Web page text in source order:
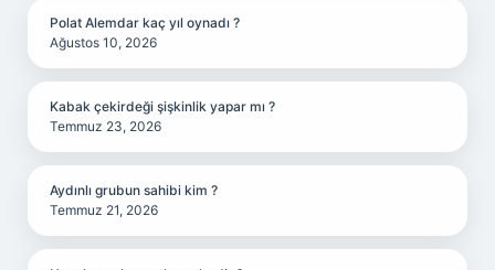
Polat Alemdar kaç yıl oynadı ?
Ağustos 10, 2026
Kabak çekirdeği şişkinlik yapar mı ?
Temmuz 23, 2026
Aydınlı grubun sahibi kim ?
Temmuz 21, 2026